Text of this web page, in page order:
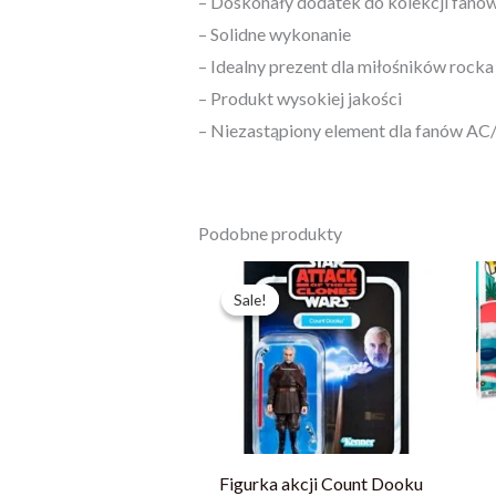
– Solidne wykonanie
– Idealny prezent dla miłośników rocka
– Produkt wysokiej jakości
– Niezastąpiony element dla fanów
Podobne produkty
Sale!
Sale!
Figurka akcji Count Dooku
Pierwotna
cena
wynosiła:
123,19 zł.
Aktualna
cena
wynosi:
87,99 zł.